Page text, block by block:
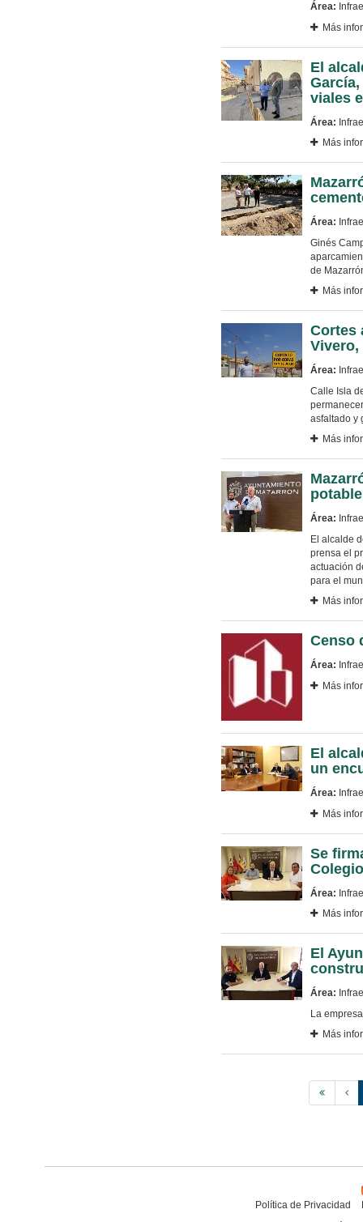
Área:
Más
El
viales
Área:
Más
Área:
Ginés
de
Más
Cortes
Vivero,
Área:
Calle Isla
asfaltado y
Más
Área:
El alcalde
prensa el
actuación
para el
Más
Censo
Área:
Más
El
un
Área:
Más
Se
Área:
Más
El
Área:
La
Más
Política de Privacidad